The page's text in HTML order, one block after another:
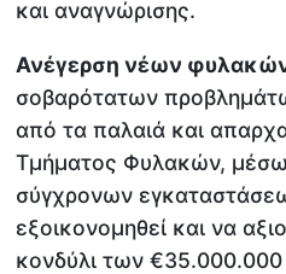
και αναγνώρισης.
Ανέγερση νέων
σοβαρότατων
από τα παλαιά και
Τμήματος Φυλακών,
σύγχρονων
εξοικονομηθεί και να
κονδύλι των €35.000.000